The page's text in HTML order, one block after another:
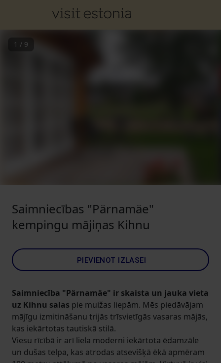
1 / 9
Saimniecības "Pärnamäe"
kempingu mājiņas Kihnu
PIEVIENOT IZLASEI
Saimniecība "Pärnamäe" ir skaista un jauka vieta
uz Kihnu salas pie muižas liepām. Mēs piedāvājam
mājīgu izmitināšanu trijās trīsvietīgās vasaras mājās,
kas iekārtotas tautiskā stilā.
Viesu rīcībā ir arī liela moderni iekārtota ēdamzāle
un dušas telpa, kas atrodas atsevišķā ēkā apmēram